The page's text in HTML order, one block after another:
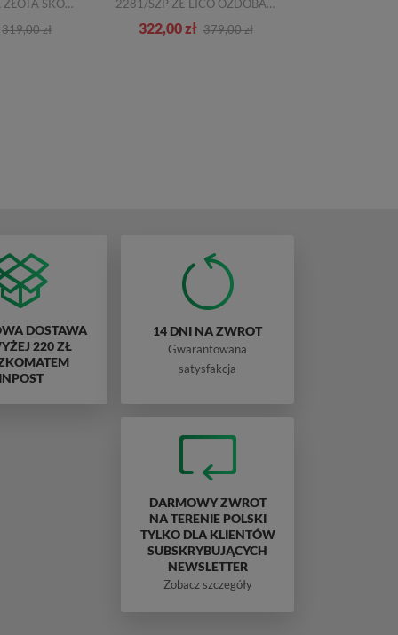
2001 PLATYNA ZŁOTA SKÓRA
319,00 zł
2281/SZP ZŁ-LICO OZDOBA SKÓRA NATURALNA
322,00 zł 379,00 zł
DOSTAWA
220 ZŁ
INPOST
14 DNI NA ZWROT
Gwarantowana
satysfakcja
DARMOWY ZWROT
NA TERENIE POLSKI
TYLKO DLA KLIENTÓW
SUBSKRYBUJĄCYCH
NEWSLETTER
Zobacz szczegóły